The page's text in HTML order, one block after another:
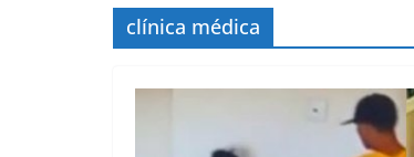
clínica médica